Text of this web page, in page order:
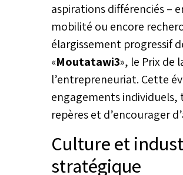
aspirations différenciés –
mobilité ou encore
élargissement progressif
«Moutatawi3», le Prix de
l’entrepreneuriat. Cette
engagements
repères et d’encourager
Culture et
stratégique